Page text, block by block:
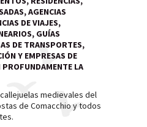
AGENCIAS
DE VIAJES,
GUÍAS
DE TRANSPORTES,
Y EMPRESAS DE
PROFUNDAMENTE LA
medievales del
de Comacchio y todos